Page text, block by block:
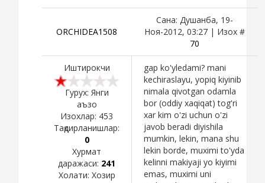
ORCHIDEA1508
Сана: Душанба, 19-
Ноя-2012, 03:27 | Изох #
70
Иштирокчи
Гурух: Янги
аъзо
Изохлар: 453
Тақдирланишлар:
0
Хурмат
даражаси: 241
Холати: Хозир
gap ko'yledami? mani
kechiraslayu, yopiq kiyinib
nimala qivotgan odamla
bor (oddiy xaqiqat) tog'ri
xar kim o'zi uchun o'zi
javob beradi diyishila
mumkin, lekin, mana shu
lekin borde, muximi to'yda
kelinni makiyaji yo kiyimi
emas, muximi uni